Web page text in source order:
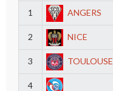
1
ANGERS
2 NICE
3 TOULOUSE
4